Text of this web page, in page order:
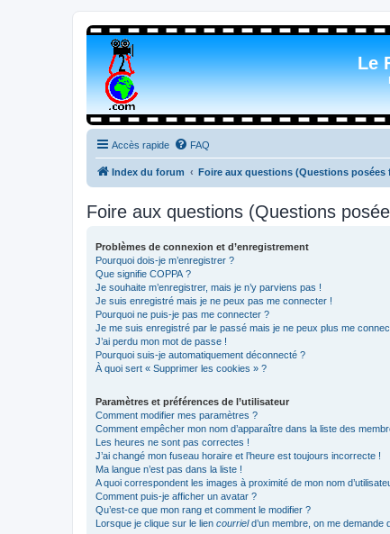
Le
Accès rapide FAQ
Index du forum Foire aux questions (Questions posées
Foire aux questions (Questions
Problèmes de connexion et d’enregistrement
Pourquoi dois-je m’enregistrer ?
Que signifie COPPA ?
Je souhaite m’enregistrer, mais je n’y parviens pas !
Je suis enregistré mais je ne peux pas me connecter !
Pourquoi ne puis-je pas me connecter ?
Je me suis enregistré par le passé mais je ne peux plus me
J’ai perdu mon mot de passe !
Pourquoi suis-je automatiquement déconnecté ?
À quoi sert « Supprimer les cookies » ?
Paramètres et préférences de l’utilisateur
Comment modifier mes paramètres ?
Comment empêcher mon nom d’apparaître dans la liste des
Les heures ne sont pas correctes !
J’ai changé mon fuseau horaire et l’heure est toujours incorrecte !
Ma langue n’est pas dans la liste !
A quoi correspondent les images à proximité de mon nom
Comment puis-je afficher un avatar ?
Qu’est-ce que mon rang et comment le modifier ?
Lorsque je clique sur le lien courrield’un membre, on me demande